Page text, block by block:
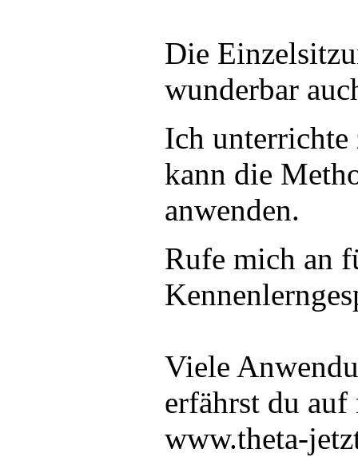
Die
wunderbar
Ich unterrichte
kann die
anwenden.
Rufe mich an
Viele
erfährst du auf
www.theta-